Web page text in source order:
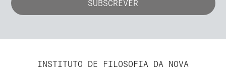
INSTITUTO DE FILOSOFIA DA NOVA